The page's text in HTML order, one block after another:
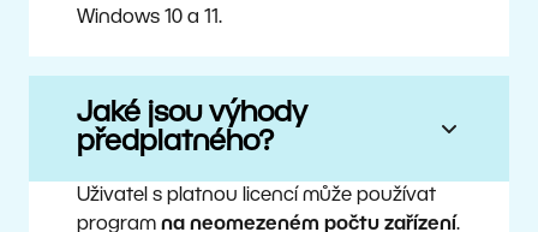
Windows 10 a 11.
Jaké jsou výhody
předplatného?
Uživatel s platnou licencí může používat
program na neomezeném počtu zařízení .